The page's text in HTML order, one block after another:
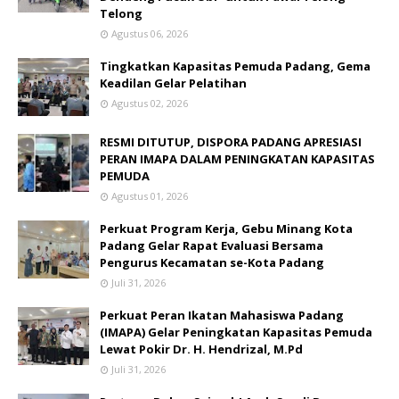
Telong
Agustus 06, 2026
Tingkatkan Kapasitas Pemuda Padang, Gema
Keadilan Gelar Pelatihan
Agustus 02, 2026
RESMI DITUTUP, DISPORA PADANG APRESIASI
PERAN IMAPA DALAM PENINGKATAN KAPASITAS
PEMUDA
Agustus 01, 2026
Perkuat Program Kerja, Gebu Minang Kota
Padang Gelar Rapat Evaluasi Bersama
Pengurus Kecamatan se-Kota Padang
Juli 31, 2026
Perkuat Peran Ikatan Mahasiswa Padang
(IMAPA) Gelar Peningkatan Kapasitas Pemuda
Lewat Pokir Dr. H. Hendrizal, M.Pd
Juli 31, 2026